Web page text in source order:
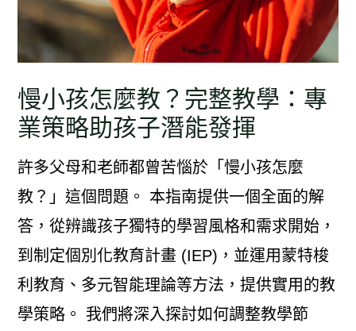
慢小孩怎麼教？完整教學：專
業策略助孩子潛能發揮
許多父母和老師都曾苦惱於「慢小孩怎麼
教？」這個問題。 本指南提供一個全面的解
答，從辨識孩子獨特的學習風格和需求開始，
到制定個別化教育計畫 (IEP)，並運用蒙特梭
利教育、多元智能理論等方法，提供實用的教
學策略。 我們將深入探討如何調整教學節